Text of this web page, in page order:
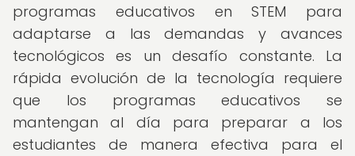
programas educativos en STEM para
adaptarse a las demandas y avances
tecnológicos es un desafío constante. La
rápida evolución de la tecnología requiere
que los programas educativos se
mantengan al día para preparar a los
estudiantes de manera efectiva para el